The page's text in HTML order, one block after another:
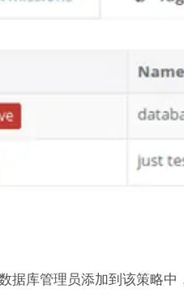
据库管理员添加到该策略中